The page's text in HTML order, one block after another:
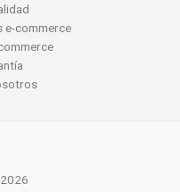
e-commerce